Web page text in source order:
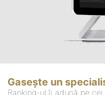
Gasește un
Ranking-ul îi adună pe